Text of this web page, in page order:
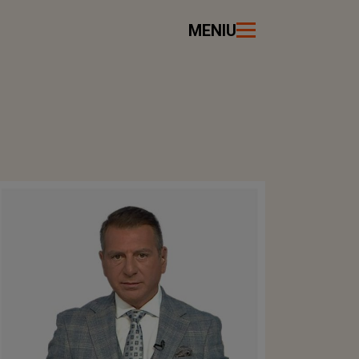
MENIU